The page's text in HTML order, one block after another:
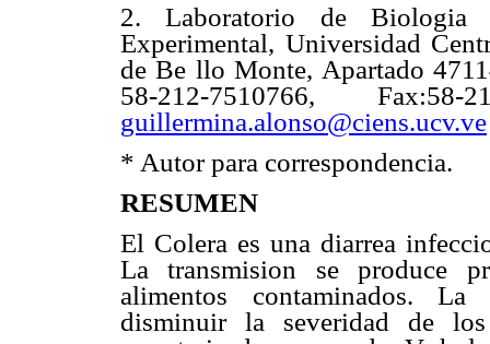
2. Laboratorio de Biologia
Experimental, Universidad
de Be llo Monte, Apartado
58-212-7510766,
guillermina.alonso@ciens.ucv.ve
* Autor para correspondencia.
RESUMEN
El Colera es una diarrea
La transmision se produce
alimentos contaminados.
disminuir la severidad de